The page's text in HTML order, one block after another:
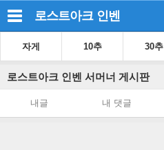
로스트아크 인벤
자게 10추 30추
로스트아크 인벤 서머너 게시판
내글 내 댓글